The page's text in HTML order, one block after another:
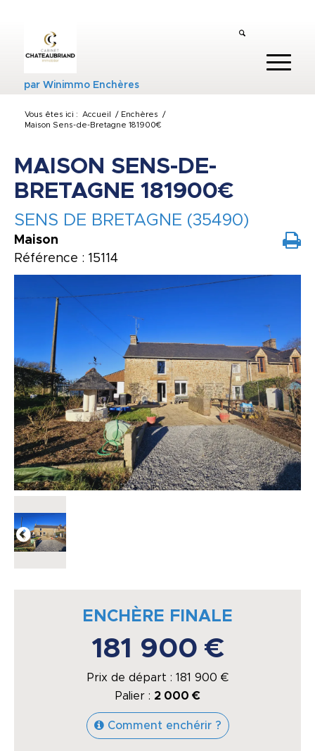
parWinimmo Enchères
Vous êtes ici : Accueil / Enchères
/
Maison Sens-de-Bretagne 181900€
MAISON SENS-DE-
BRETAGNE 181900€
SENS DE BRETAGNE (35490)
Maison
Référence : 15114
ENCHÈRE FINALE
181 900 €
Prix de départ : 181 900 €
Palier : 2 000 €
Comment enchérir ?